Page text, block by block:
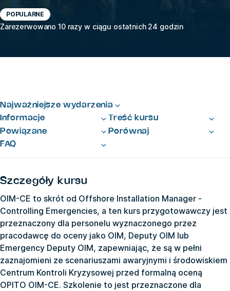
POPULARNE
Zarezerwowano 10 razy w ciągu ostatnich 24 godzin
Najważniejsze wydarzenia
Informacje
Treść kursu
Powiązane
Porównaj
FAQ
Szczegóły kursu
OIM-CE to skrót od Offshore Installation Manager -
Controlling Emergencies, a ten kurs przygotowawczy jest
przeznaczony dla personelu wyznaczonego przez
pracodawcę do oceny jako OIM, Deputy OIM lub
Emergency Deputy OIM, zapewniając, że są w pełni
zaznajomieni ze scenariuszami awaryjnymi i środowiskiem
Centrum Kontroli Kryzysowej przed formalną oceną
OPITO OIM-CE. Szkolenie to jest przeznaczone dla